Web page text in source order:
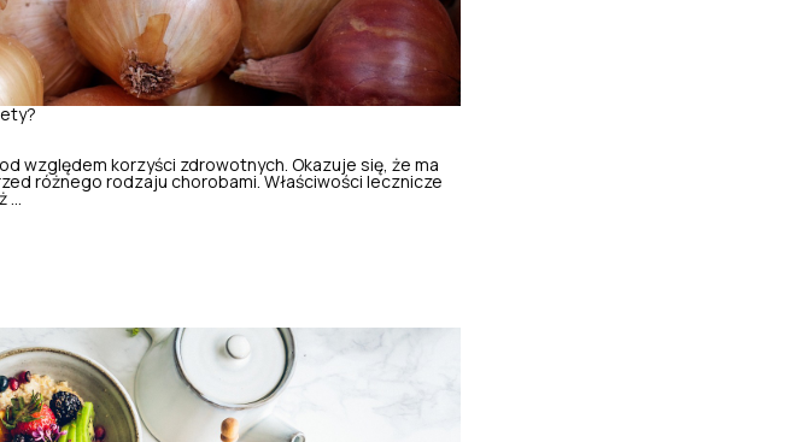
względem korzyści zdrowotnych. Okazuje się, że ma
różnego rodzaju chorobami. Właściwości lecznicze